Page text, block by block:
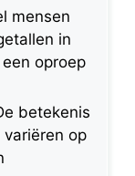
mensen
in
oproep
betekenis
op